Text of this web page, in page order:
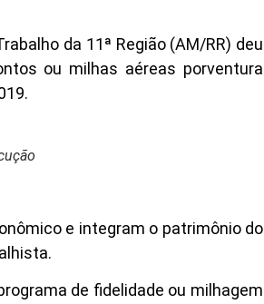
da 11ª Região (AM/RR) deu
ou milhas aéreas porventura
e integram o patrimônio do
de fidelidade ou milhagem